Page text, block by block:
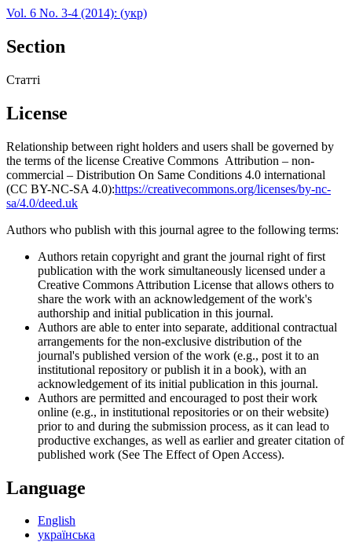
Vol. 6 No. 3-4 (2014): (укр)
Section
Статті
License
Relationship between right holders and users shall be governed by
the terms of the license Creative Commons Attribution – non-
commercial – Distribution On Same Conditions 4.0 international
(CC BY-NC-SA 4.0):https://creativecommons.org/licenses/by-nc-
sa/4.0/deed.uk
Authors who publish with this journal agree to the following terms:
Authors retain copyright and grant the journal right of first
publication with the work simultaneously licensed under a
Creative Commons Attribution License that allows others to
share the work with an acknowledgement of the work's
authorship and initial publication in this journal.
Authors are able to enter into separate, additional contractual
arrangements for the non-exclusive distribution of the
journal's published version of the work (e.g., post it to an
institutional repository or publish it in a book), with an
acknowledgement of its initial publication in this journal.
Authors are permitted and encouraged to post their work
online (e.g., in institutional repositories or on their website)
prior to and during the submission process, as it can lead to
productive exchanges, as well as earlier and greater citation of
published work (See The Effect of Open Access).
Language
English
українська